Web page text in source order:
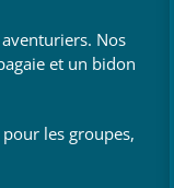
Nos
et un bidon
les groupes,